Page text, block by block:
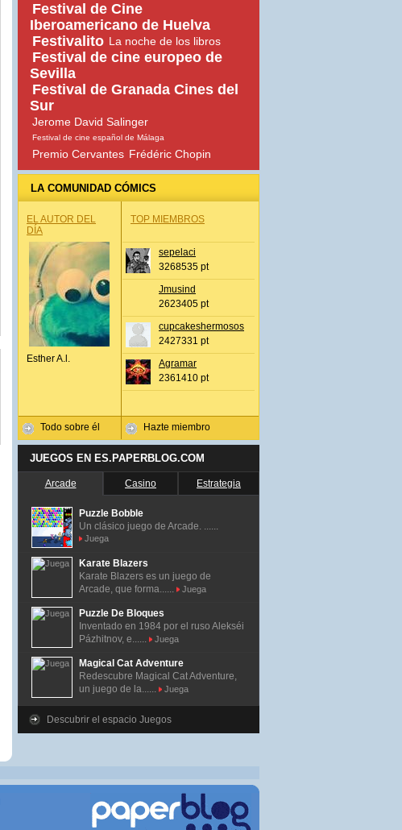
Festival de Cine
Iberoamericano de Huelva
Festivalito La noche de los libros
Festival de cine europeo de
Sevilla
Festival de Granada Cines del
Sur
Jerome David Salinger
Festival de cine español de Málaga
Premio Cervantes Frédéric Chopin
LA COMUNIDAD CÓMICS
EL AUTOR DEL
DÍA
Esther A.l.
Todo sobre él
TOP MIEMBROS
sepelaci
3268535 pt
Jmusind
2623405 pt
cupcakeshermosos
2427331 pt
Agramar
2361410 pt
Hazte miembro
JUEGOS EN ES.PAPERBLOG.COM
Arcade Casino Estrategia
Puzzle Bobble
Un clásico juego de Arcade. ......
Juega
Karate Blazers
Karate Blazers es un juego de
Arcade, que forma......
Juega
Puzzle De Bloques
Inventado en 1984 por el ruso Alekséi
Pázhitnov, e......
Juega
Magical Cat Adventure
Redescubre Magical Cat Adventure,
un juego de la......
Juega
Descubrir el espacio Juegos